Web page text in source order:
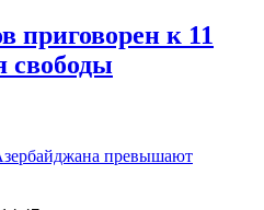
приговорен к 11
свободы